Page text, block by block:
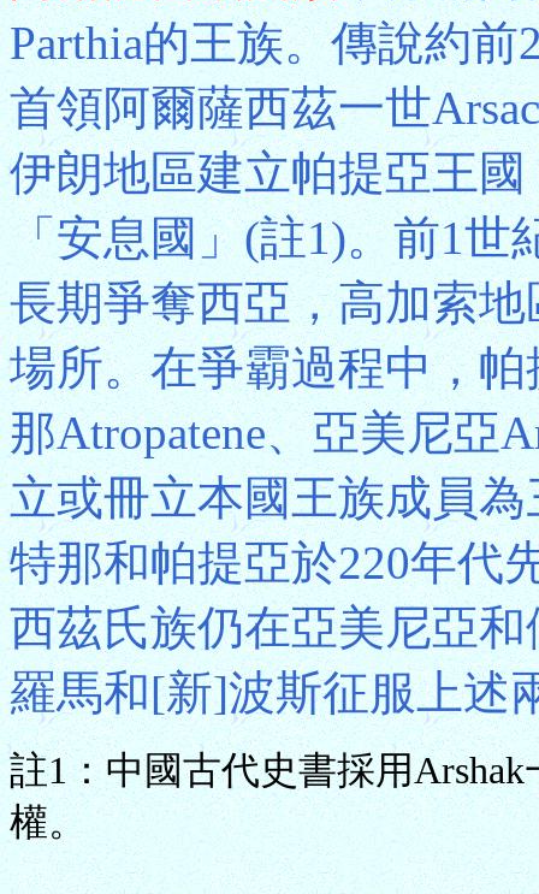
Parthia的王族。傳說約前
首領阿爾薩西茲一世
伊朗地區建立帕提亞王
「安息國」(註1)。前1世
長期爭奪西亞，高加索
場所。在爭霸過程中，
那Atropatene、亞美尼亞
立或冊立本國王族成員
特那和帕提亞於220年代
西茲氏族仍在亞美尼亞
羅馬和[新]波斯征服上述
註1：中國古代史書採用
權。